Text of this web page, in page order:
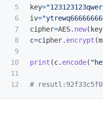
5
6
7
8
9
10
11
key="
iv="
cipher=AES. new( key
c=cipher. encrypt (m
print (c. encode( "